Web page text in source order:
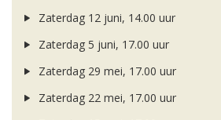
Zaterdag 12 juni, 14.00 uur
Zaterdag 5 juni, 17.00 uur
Zaterdag 29 mei, 17.00 uur
Zaterdag 22 mei, 17.00 uur